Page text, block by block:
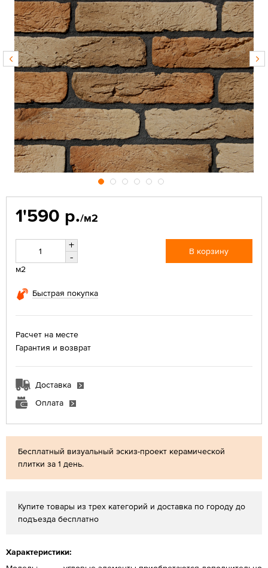
Бесплатный визуальный эскиз-проект керамической
плитки за 1 день.
Купите товары из трех категорий и доставка по городу до
подъезда бесплатно
Характеристики:
1'590 р./м2
+
-
м2
В корзину
Быстрая покупка
Расчет на месте
Гарантия и возврат
Доставка
Оплата